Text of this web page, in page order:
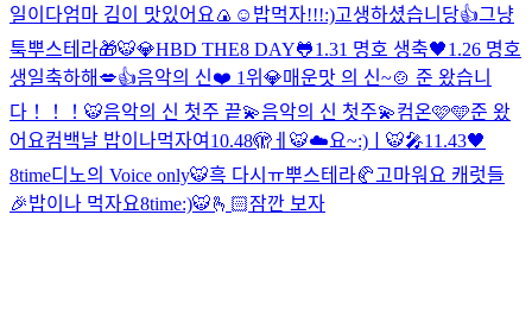
일이다엄마 김이 맛있어요🍙 ☺️ 밥먹자!!!:)고생하셨습니당👍그냥
툭뿌스테라🎁🐯💎HBD THE8 DAY🐸1.31 명호 생축🖤1.26 명호
생일축하해💋👍음악의 신❤️ 1위💎매운맛 의 신~🍲 준 왔습니
다！！！ 🐯음악의 신 첫주 끝💫음악의 신 첫주💫컴온🩷🩵준 왔
어요컴백날 밥이나먹자여 10.48🫣ㅔ 🐯☁️요~:) 🐯🎤11.43🖤
8time디노의 Voice only🐯흑 다시ㅠ뿌스테라🥐 고마워요 캐럿들
🎉밥이나 먹자요8time:)🐯🫰🏻잠깐 보자